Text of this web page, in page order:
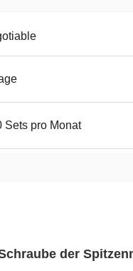
Sets pro Monat
der